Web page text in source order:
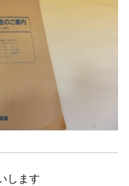
します